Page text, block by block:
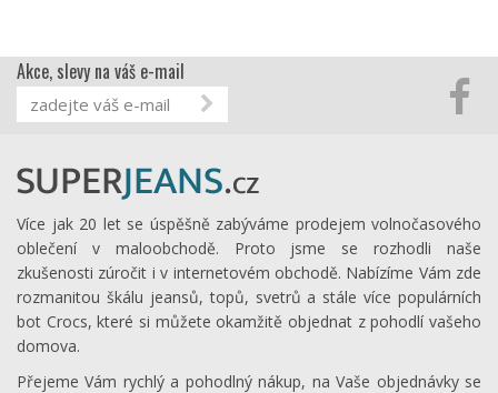
Akce, slevy na váš e-mail
Více jak 20 let se úspěšně zabýváme prodejem volnočasového
oblečení v maloobchodě. Proto jsme se rozhodli naše
zkušenosti zúročit i v internetovém obchodě. Nabízíme Vám zde
rozmanitou škálu jeansů, topů, svetrů a stále více populárních
bot Crocs, které si můžete okamžitě objednat z pohodlí vašeho
domova.
Přejeme Vám rychlý a pohodlný nákup, na Vaše objednávky se